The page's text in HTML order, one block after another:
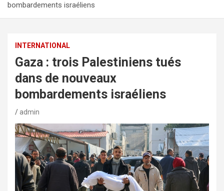
bombardements israéliens
INTERNATIONAL
Gaza : trois Palestiniens tués
dans de nouveaux
bombardements israéliens
admin